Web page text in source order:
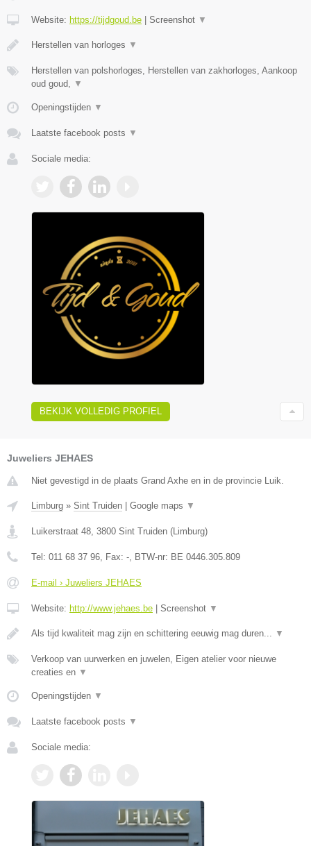
Website: https://tijdgoud.be | Screenshot ▼
Herstellen van horloges ▼
Herstellen van polshorloges, Herstellen van zakhorloges, Aankoop
oud goud,
▼
Openingstijden ▼
Laatste facebook posts ▼
Sociale media:
BEKIJK VOLLEDIG PROFIEL
Juweliers JEHAES
Niet gevestigd in de plaats Grand Axhe en in de provincie Luik.
Limburg » Sint Truiden | Google maps ▼
Luikerstraat 48 3800 Sint Truiden (Limburg)
Tel: 011 68 37 96 , Fax: - , BTW-nr: BE 0446.305.809
E-mail › Juweliers JEHAES
Website: http://www.jehaes.be | Screenshot ▼
Als tijd kwaliteit mag zijn en schittering eeuwig mag duren... ▼
Verkoop van uurwerken en juwelen, Eigen atelier voor nieuwe
creaties en ▼
Openingstijden ▼
Laatste facebook posts ▼
Sociale media: